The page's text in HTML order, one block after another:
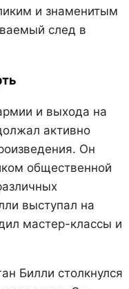
и знаменитым
след в
и выхода на
активно
Он
общественной
выступал на
мастер-классы и
Билли столкнулся